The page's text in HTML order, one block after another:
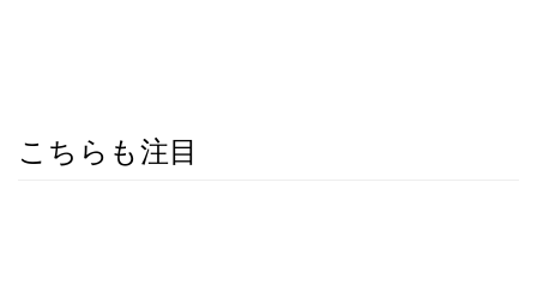
こちらも注目